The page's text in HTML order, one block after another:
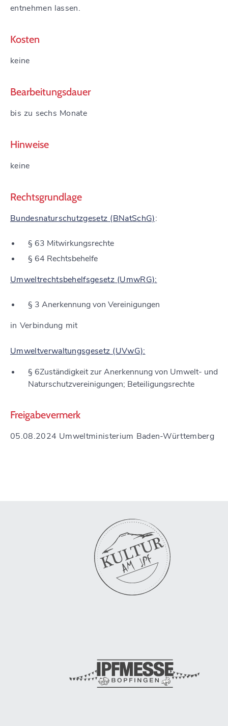
entnehmen lassen.
Kosten
keine
Bearbeitungsdauer
bis zu sechs Monate
Hinweise
keine
Rechtsgrundlage
Bundesnaturschutzgesetz (BNatSchG):
§ 63 Mitwirkungsrechte
§ 64 Rechtsbehelfe
Umweltrechtsbehelfsgesetz (UmwRG):
§ 3 Anerkennung von Vereinigungen
in Verbindung mit
Umweltverwaltungsgesetz (UVwG):
§ 6Zuständigkeit zur Anerkennung von Umwelt- und
Naturschutzvereinigungen; Beteiligungsrechte
Freigabevermerk
05.08.2024 Umweltministerium Baden-Württemberg